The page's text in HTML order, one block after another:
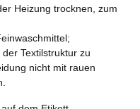
Heizung trocknen, zum
Textilstruktur zu
nicht mit rauen